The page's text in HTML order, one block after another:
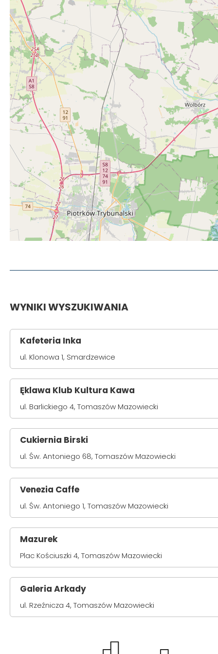
WYNIKI WYSZUKIWANIA
Kafeteria Inka
ul. Klonowa 1, Smardzewice
Ęklawa Klub Kultura Kawa
ul. Barlickiego 4, Tomaszów Mazowiecki
Cukiernia Birski
ul. Św. Antoniego 68, Tomaszów Mazowiecki
Venezia Caffe
ul. Św. Antoniego 1, Tomaszów Mazowiecki
Mazurek
Plac Kościuszki 4, Tomaszów Mazowiecki
Galeria Arkady
ul. Rzeźnicza 4, Tomaszów Mazowiecki